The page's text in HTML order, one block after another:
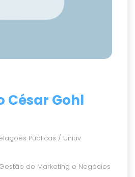
César Gohl
Públicas / Uniuv
de Marketing e Negócios